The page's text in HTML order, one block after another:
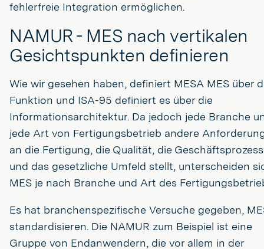
fehlerfreie Integration ermöglichen.
NAMUR - MES nach vertikalen
Gesichtspunkten definieren
Wie wir gesehen haben, definiert MESA MES über
Funktion und ISA-95 definiert es über die
Informationsarchitektur. Da jedoch jede Branche
jede Art von Fertigungsbetrieb andere
an die Fertigung, die Qualität, die
und das gesetzliche Umfeld stellt, unterscheiden
MES je nach Branche und Art des
Es hat branchenspezifische Versuche gegeben,
standardisieren. Die NAMUR zum Beispiel ist eine
Gruppe von Endanwendern, die vor allem in der